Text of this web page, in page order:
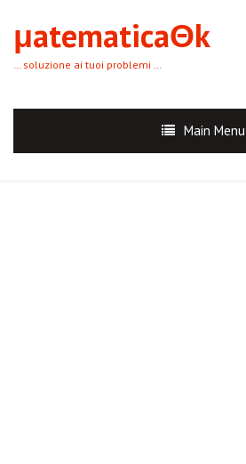
μatematicaΘk
… soluzione ai tuoi problemi …
Main Menu